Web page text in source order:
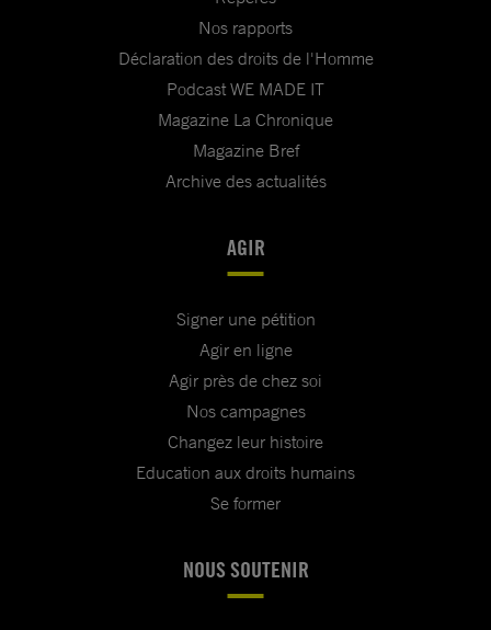
Nos rapports
Déclaration des droits de l'Homme
Podcast WE MADE IT
Magazine La Chronique
Magazine Bref
Archive des actualités
AGIR
Signer une pétition
Agir en ligne
Agir près de chez soi
Nos campagnes
Changez leur histoire
Education aux droits humains
Se former
NOUS SOUTENIR